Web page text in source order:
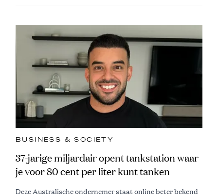
BUSINESS & SOCIETY
37-jarige miljardair opent tankstation waar
je voor 80 cent per liter kunt tanken
Deze Australische ondernemer staat online beter bekend